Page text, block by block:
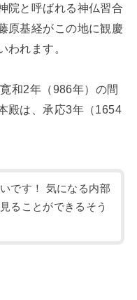
院と呼ばれる神仏習合
原基経がこの地に観慶
われます。
和2年（986年）の間
殿は、承応3年（1654
です！ 気になる内部
ることができるそう